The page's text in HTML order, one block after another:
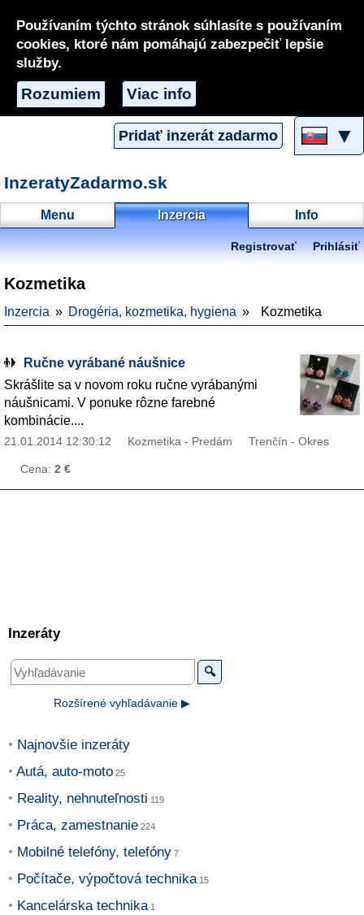
Používaním týchto stránok súhlasíte s používaním
cookies, ktoré nám pomáhajú zabezpečiť lepšie
služby.
Rozumiem Viac info
Pridať inzerát zadarmo ▼
InzeratyZadarmo.sk
Menu Inzercia Info
Registrovať Prihlásiť
Kozmetika
Inzercia Drogéria, kozmetika, hygiena Kozmetika
Ručne vyrábané náušnice
Skrášlite sa v novom roku ručne vyrábanými
náušnicami. V ponuke rôzne farebné
kombinácie....
21.01.2014 12:30:12 Kozmetika - Predám Trenčín - Okres
Cena: 2 €
Inzeráty
🔍
Rozšírené vyhľadávanie ▶
Najnovšie inzeráty
Autá, auto-moto
Reality, nehnuteľnosti
Práca, zamestnanie
Mobilné telefóny, telefóny
Počítače, výpočtová technika
Kancelárska technika